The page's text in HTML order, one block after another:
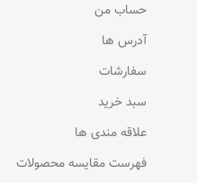
حساب من
آدرس ها
سفارشات
سبد خرید
علاقه مندی ها
فهرست مقایسه محصولات